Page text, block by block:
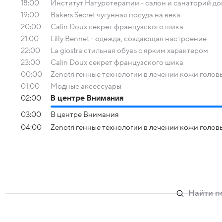
18:00
Институт Натуротерапии - салон и санаторий
19:00
Bakers Secret чугунная посуда на века
20:00
Calin Doux секрет французского шика
21:00
Lilly Bennet - одежда, создающая настроение
22:00
La giostra стильная обувь с ярким характером
23:00
Calin Doux секрет французского шика
00:00
Zenotri генные технологии в лечении кожи
01:00
Модные аксессуары
02:00
В центре Внимания
03:00
В центре Внимания
04:00
Zenotri генные технологии в лечении кожи